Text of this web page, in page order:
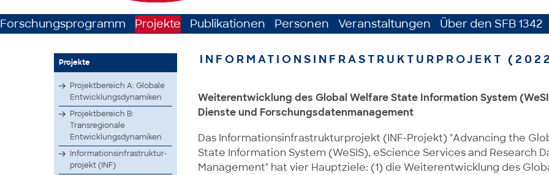
Forschungsprogramm Projekte Publikationen Personen Veranstaltungen Über den SFB 1342
Projekte
Projektbereich A: Globale
Entwicklungsdynamiken
Projektbereich B:
Transregionale
Entwicklungsdynamiken
Infor­matio­nsinf­rastr­uktur­
proje­kt (INF)
INFORMATIONSINFRASTRUKTURPROJEKT
Weiterentwicklung des Global Welfare State Information System
Dienste und Forschungsdatenmanagement
Das Informationsinfrastrukturprojekt (INF-Projekt) "Advancing the
State Information System (WeSIS), eScience Services and Research
Management" hat vier Hauptziele: (1) die Weiterentwicklung des